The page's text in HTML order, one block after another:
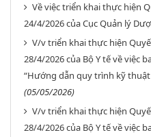
Về việc triển khai thực hiện
24/4/2026 của Cục Quản lý
V/v triển khai thực hiện
28/4/2026 của Bộ Y tế về việc
“Hướng dẫn quy trình kỹ thuật
(05/05/2026)
V/v triển khai thực hiện
28/4/2026 của Bộ Y tế về việc